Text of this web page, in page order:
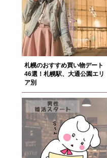
札幌のおすすめ買い物デート
46選！札幌駅、大通公園エリ
ア別